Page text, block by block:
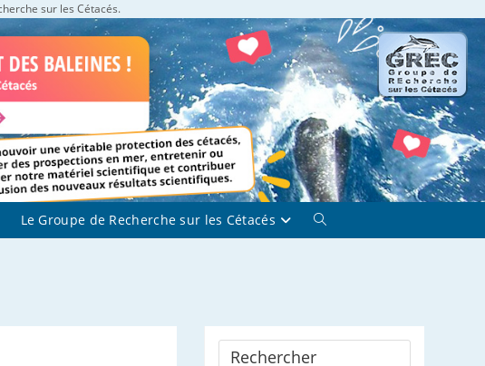
sur les Cétacés.
Le Groupe de Recherche sur les Cétacés Toggle